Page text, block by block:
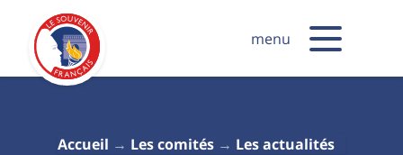
menu
Accueil Les comités Les actualités